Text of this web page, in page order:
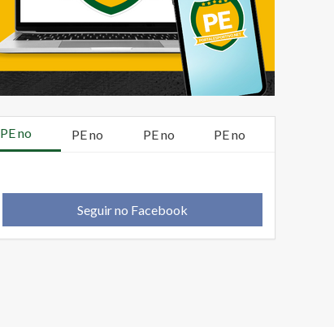
PE no PE no PE no PE no
Seguir no Facebook